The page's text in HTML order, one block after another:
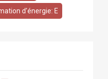
d'énergie: E